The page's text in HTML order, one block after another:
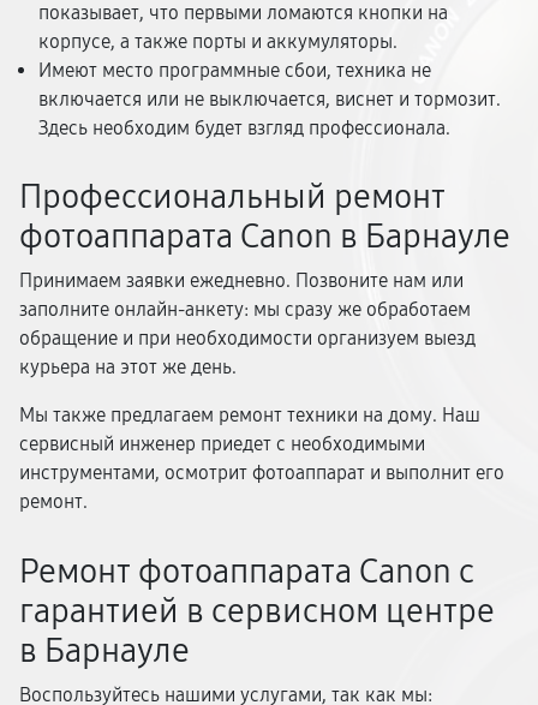
показывает, что первыми ломаются кнопки на
корпусе, а также порты и аккумуляторы.
Имеют место программные сбои, техника не
включается или не выключается, виснет и тормозит.
Здесь необходим будет взгляд профессионала.
Профессиональный ремонт
фотоаппарата Canon в Барнауле
Принимаем заявки ежедневно. Позвоните нам или
заполните онлайн-анкету: мы сразу же обработаем
обращение и при необходимости организуем выезд
курьера на этот же день.
Мы также предлагаем ремонт техники на дому. Наш
сервисный инженер приедет с необходимыми
инструментами, осмотрит фотоаппарат и выполнит его
ремонт.
Ремонт фотоаппарата Canon с
гарантией в сервисном центре
в Барнауле
Воспользуйтесь нашими услугами, так как мы: